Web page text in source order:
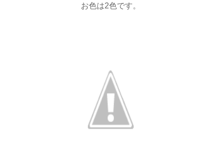
お色は2色です。